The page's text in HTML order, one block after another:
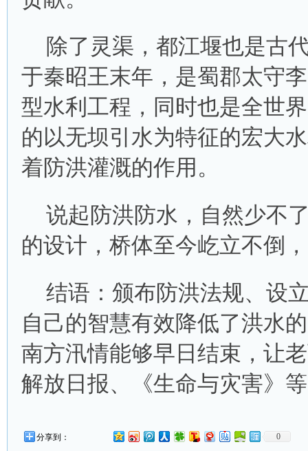
除了灵渠，都江堰也是古
于秦昭王末年，是蜀郡太守
型水利工程，同时也是全世
的以无坝引水为特征的宏大
着防洪灌溉的作用。
说起防洪防水，自然少不
的设计，桥体至今屹立不倒
结语：颁布防洪法规、设
自己的智慧有效降低了洪水
南方汛情能够早日结束，让
解放日报、《生命与灾害》
分享到： 0